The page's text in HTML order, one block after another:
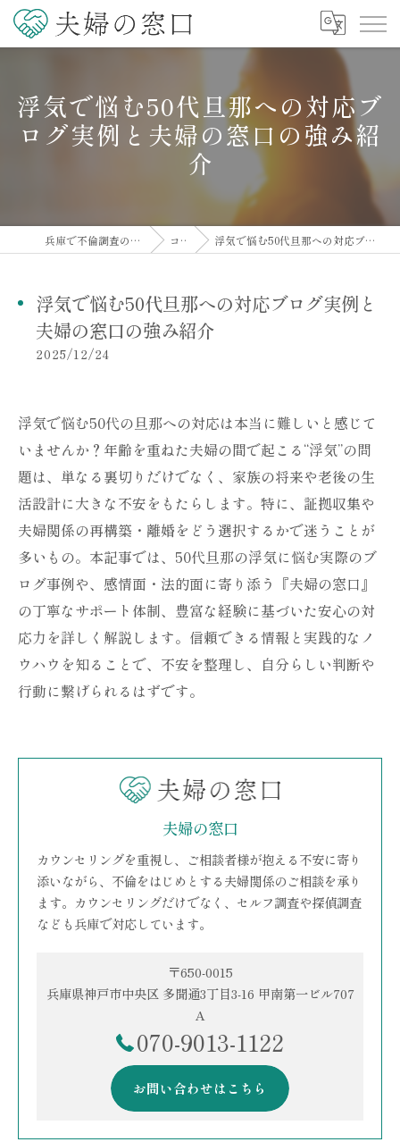
浮気で悩む50代旦那への対応ブ
ログ実例と夫婦の窓口の強み紹
介
兵庫で不倫調査の相談なら夫婦の窓口 コラム 浮気で悩む50代旦那への対応ブログ実例と夫婦の窓口の強み紹介
浮気で悩む50代旦那への対応ブログ実例と
夫婦の窓口の強み紹介
2025/12/24
浮気で悩む50代の旦那への対応は本当に難しいと感じて
いませんか？年齢を重ねた夫婦の間で起こる“浮気”の問
題は、単なる裏切りだけでなく、家族の将来や老後の生
活設計に大きな不安をもたらします。特に、証拠収集や
夫婦関係の再構築・離婚をどう選択するかで迷うことが
多いもの。本記事では、50代旦那の浮気に悩む実際のブ
ログ事例や、感情面・法的面に寄り添う『夫婦の窓口』
の丁寧なサポート体制、豊富な経験に基づいた安心の対
応力を詳しく解説します。信頼できる情報と実践的なノ
ウハウを知ることで、不安を整理し、自分らしい判断や
行動に繋げられるはずです。
夫婦の窓口
カウンセリングを重視し、ご相談者様が抱える不安に寄り
添いながら、不倫をはじめとする夫婦関係のご相談を承り
ます。カウンセリングだけでなく、セルフ調査や探偵調査
なども兵庫で対応しています。
〒650-0015
兵庫県神戸市中央区 多聞通3丁目3-16 甲南第一ビル707
A
070-9013-1122
お問い合わせはこちら